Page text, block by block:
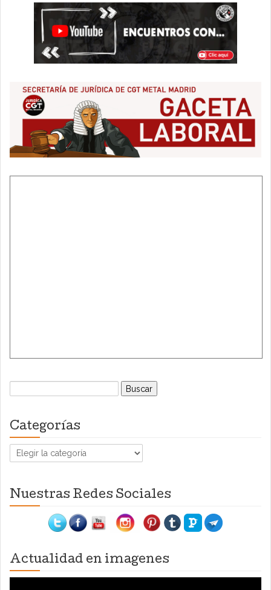
Buscar:
Categorías
Categorías
Nuestras Redes Sociales
Actualidad en imagenes